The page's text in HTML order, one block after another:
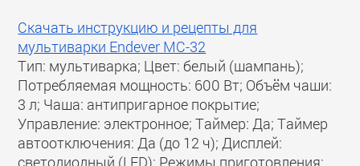
Скачать инструкцию и рецепты для
мультиварки Endever MC-32
Тип: мультиварка; Цвет: белый (шампань);
Потребляемая мощность: 600 Вт; Объём чаши:
3 л; Чаша: антипригарное покрытие;
Управление: электронное; Таймер: Да; Таймер
автоотключения: Да (до 12 ч); Дисплей: